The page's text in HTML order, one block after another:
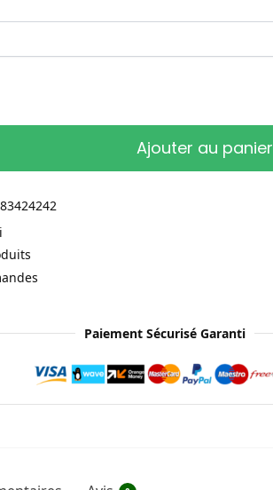
Ajouter au panier
Paiement Sécurisé Garanti